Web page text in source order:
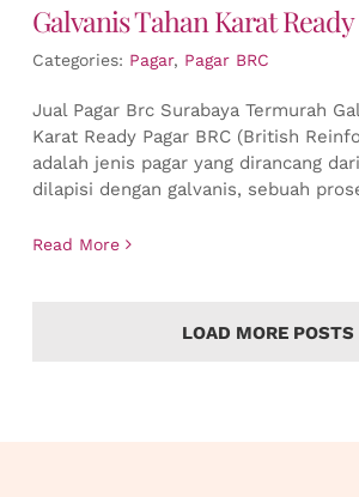
Galvanis Tahan Karat Ready
Categories: Pagar, Pagar BRC
Jual Pagar Brc Surabaya Termurah
Karat Ready Pagar BRC (British
adalah jenis pagar yang dirancang
dilapisi dengan galvanis, sebuah
Read More
LOAD MORE POSTS